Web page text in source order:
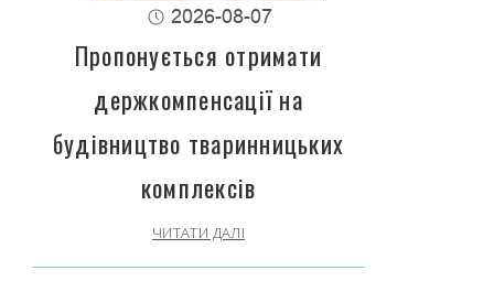
2026-08-07
Пропонується отримати
держкомпенсації на
будівництво тваринницьких
комплексів
ЧИТАТИ ДАЛІ